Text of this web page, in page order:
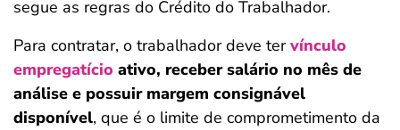
segue as regras do Crédito do Trabalhador.
Para contratar, o trabalhador deve tervínculo
empregatício ativo, receber salário no mês de
análise e possuir margem consignável
disponível, que é o limite de comprometimento da